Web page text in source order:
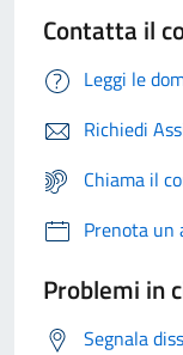
Contatta il
Leggi le
Richiedi
Chiama il
Prenota un
Problemi in
Segnala